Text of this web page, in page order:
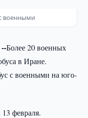
военными
Более 20 военных
в Иране.
с военными на юго-
февраля.